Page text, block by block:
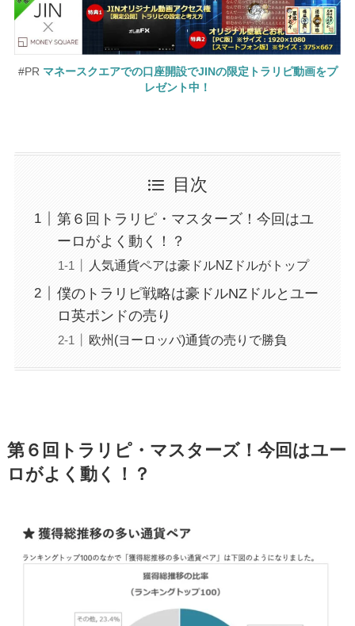
#PR マネースクエアでの口座開設でJINの限定トラリピ動画をプ
レゼント中！
目次
第６回トラリピ・マスターズ！今回はユ
ーロがよく動く！？
人気通貨ペアは豪ドルNZドルがトップ
僕のトラリピ戦略は豪ドルNZドルとユー
ロ英ポンドの売り
欧州(ヨーロッパ)通貨の売りで勝負
第６回トラリピ・マスターズ！今回はユー
ロがよく動く！？